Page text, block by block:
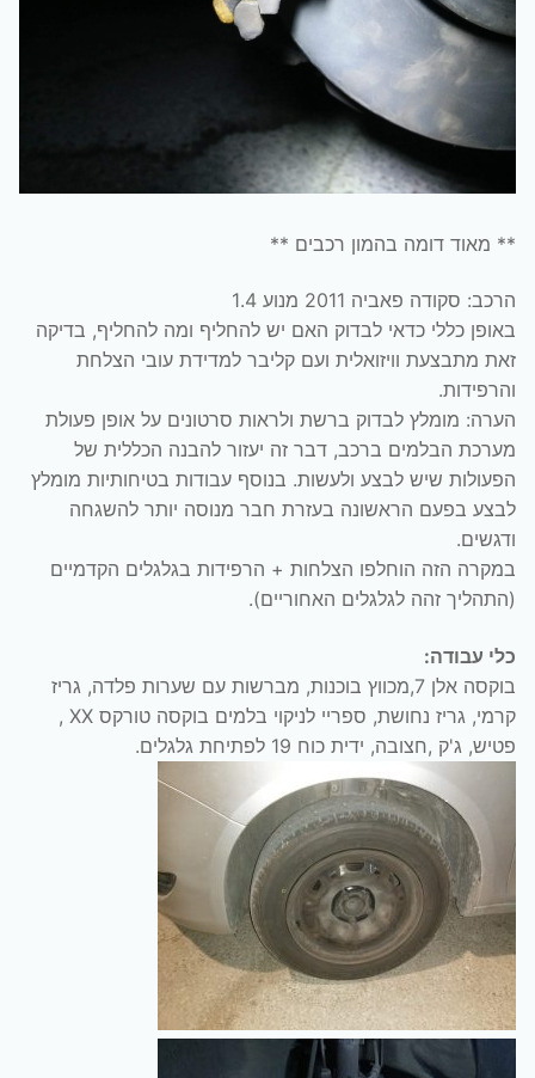
** מאוד דומה בהמון רכבים **
הרכב: סקודה פאביה 2011 מנוע 1.4
באופן כללי כדאי לבדוק האם יש להחליף ומה להחליף, בדיקה
זאת מתבצעת וויזואלית ועם קליבר למדידת עובי הצלחת
והרפידות.
הערה: מומלץ לבדוק ברשת ולראות סרטונים על אופן פעולת
מערכת הבלמים ברכב, דבר זה יעזור להבנה הכללית של
הפעולות שיש לבצע ולעשות. בנוסף עבודות בטיחותיות מומלץ
לבצע בפעם הראשונה בעזרת חבר מנוסה יותר להשגחה
ודגשים.
במקרה הזה הוחלפו הצלחות + הרפידות בגלגלים הקדמיים
(התהליך זהה לגלגלים האחוריים).
כלי עבודה:
בוקסה אלן 7,מכווץ בוכנות, מברשות עם שערות פלדה, גריז
קרמי, גריז נחושת, ספריי לניקוי בלמים בוקסה טורקס XX ,
פטיש, ג'ק ,חצובה, ידית כוח 19 לפתיחת גלגלים.